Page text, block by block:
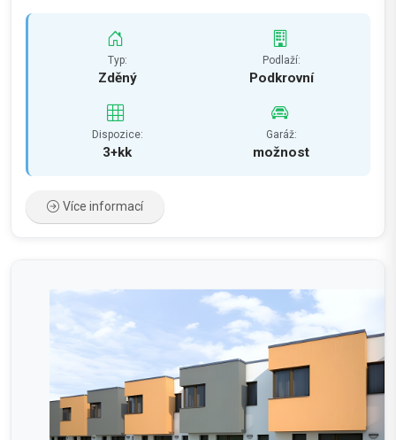
Typ:
Zděný
Podlaží:
Podkrovní
Dispozice:
3+kk
Garáž:
možnost
Více informací